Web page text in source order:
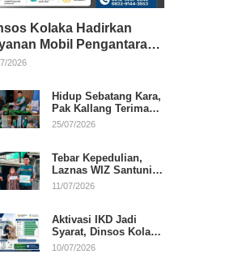
Kolaka Hadirkan
Mobil Pengantaran
bagi Pasien Penerima
2026
Hidup Sebatang Kara,
Pak Kallang Terima
Bantuan dari Laznas
25/07/2026
Tebar Kepedulian,
Laznas WIZ Santuni
Anak Yatim dan
11/07/2026
Aktivasi IKD Jadi
Syarat, Dinsos Kolaka
Sosialisasikan
10/07/2026